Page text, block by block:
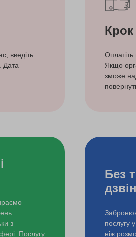
введіть
Дата
Крок
Оплатіть
Якщо
зможе
з
Послугу
Без
послугу
ніж